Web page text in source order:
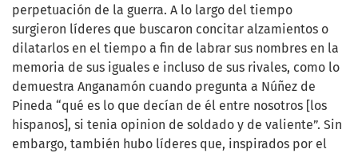
perpetuación de la guerra. A lo largo del tiempo
surgieron líderes que buscaron concitar alzamientos o
dilatarlos en el tiempo a fin de labrar sus nombres en la
memoria de sus iguales e incluso de sus rivales, como lo
demuestra Anganamón cuando pregunta a Núñez de
Pineda “qué es lo que decían de él entre nosotros [los
hispanos], si tenia opinion de soldado y de valiente”. Sin
embargo, también hubo líderes que, inspirados por el